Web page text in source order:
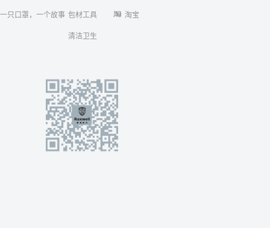
一只口罩，一个故事 包材工具
清洁卫生
淘宝